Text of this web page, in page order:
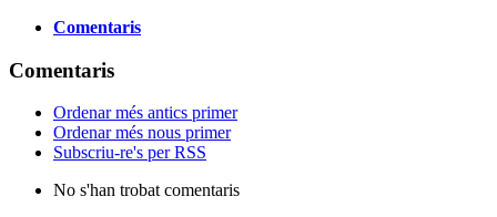
Comentaris
Comentaris
Ordenar més antics primer
Ordenar més nous primer
Subscriu-re's per RSS
No s'han trobat comentaris